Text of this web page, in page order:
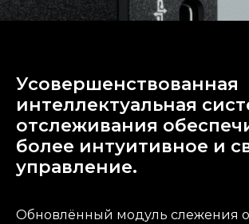
Усовершенствованная
интеллектуальная
отслеживания
более интуитивное и
управление.
Обновлённый модуль слежения